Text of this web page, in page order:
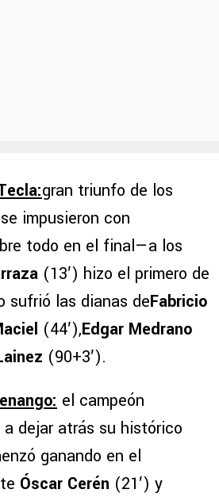
gran triunfo de los
impusieron con
todo en el final—a los
(13′) hizo el primero de
sufrió las dianas deFabricio
(44′),Edgar Medrano
(90+3′).
el campeón
dejar atrás su histórico
ganando en el
Óscar Cerén (21′) y